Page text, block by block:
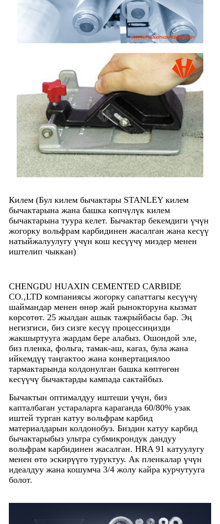
Килем (Бул килем бычактары STANLEY килем
бычактарына жана башка көпчүлүк килем
бычактарына туура келет. Бычактар ​​бекемдиги үчүн
жогорку вольфрам карбидинен жасалган жана кесүү
натыйжалуулугу үчүн кош кесүүчү миздер менен
иштелип чыккан)
CHENGDU HUAXIN CEMENTED CARBIDE
CO.,LTD компаниясы жогорку сапаттагы кесүүчү
шаймандар менен өнөр жай рынокторуна кызмат
көрсөтөт. 25 жылдан ашык тажрыйбасы бар. Эң
негизгиси, биз сизге кесүү процессиңизди
жакшыртууга жардам бере алабыз. Ошондой эле,
биз пленка, фольга, тамак-аш, кагаз, була жана
ийкемдүү таңгактоо жана конвертациялоо
тармактарында колдонулган башка көптөгөн
кесүүчү бычактарды кампада сактайбыз.
Бычактын оптималдуу иштеши үчүн, биз
капталбаган устараларга караганда 60/80% узак
иштей турган катуу вольфрам карбид
материалдарын колдонобуз. Биздин катуу карбид
бычактарыбыз ультра субмикрондук дандуу
вольфрам карбидинен жасалган. HRA 91 катуулугу
менен өтө эскирүүгө туруктуу. Ак пленкалар үчүн
идеалдуу жана кошумча 3/4 жолу кайра курчутууга
болот.